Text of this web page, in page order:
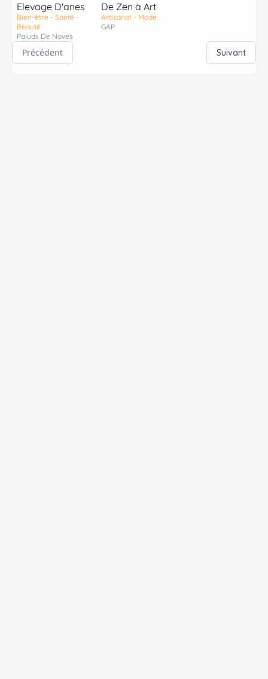
Elevage D'anes
Bien-être - Santé -
Beauté
Paluds De Noves
De Zen à Art
Artisanat - Mode
GAP
Précédent Suivant